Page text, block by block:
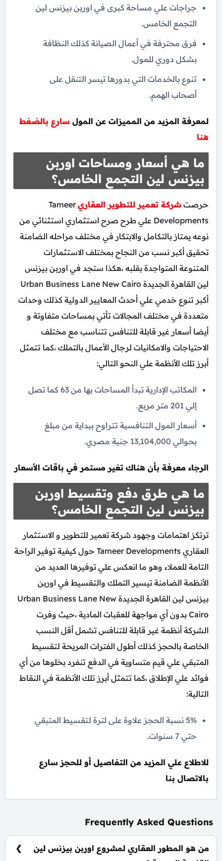
جراجات علي مساحة كبرى في اوربن بيزنس لين
التجمع الخامس.
فرق محترفة في أعمال الصيانة كذلك النظافة
بشكل دوري للمول.
تنوع بالخدمات التي بدورها تيسر التنقل على
أصحاب الهمم.
لمعرفة المزيد من المميزات عن المول سارع بالضغط
هنا
ما هي أسعار ومساحات اوربن
بيزنس لين التجمع الخامس؟
حرصت شركة تعمير للتطوير العقاري Tameer
Developments علي طرح صرح استثماري استثنائي من
نوعه يمتاز بالتكامل والابتكار في مختلف مراحله الضامنة
تحقيق أكبر نسب من النجاح بمختلف الاستثمارات
المتنوعة المتواجدة بقلبه ،هكذا ستجد في اوربن بيزنس
لين القاهرة الجديدة Urban Business Lane New Cairo
أكبر تنوع خدمي علي أحدث المعايير الدولية كذلك وحدات
متعددة في مختلف المجالات تأتي بمساحات متفاوتة و
أيضا أسعار غير قابلة للتنافس تتناسب مع مختلف
الاحتياجات والامكانيات لرجال الأعمال بالتملك ،كما تتمثل
أبرز تلك الأنظمة علي النحو التالي:
المكاتب الإدارية تبدأ المساحات بها من 63 كما تصل
إلي 201 متر مربع.
أسعار المول التنافسية تتراوح ببداية من مبلغ
بحوالي 13,104,000 جنية مصري.
الرجاء معرفة بأن هناك تغير مستمر في باقات الأسعار
ما هي طرق دفع وتقسيط اوربن
بيزنس لين التجمع الخامس؟
ترتكز اهتمامات وجهود شركة تعمير للتطوير و الاستثمار
العقاري Tameer Developments حول كيفية توفير الراحة
التامة للعملاء وهو ما انعكس علي توفيرها العديد من
الأنظمة الضامنة تيسير التملك والتقسيط في اوربن
بيزنس لين القاهرة الجديدة Urban Business Lane New
Cairo بدون أي مواجهة للعقبات المادية ،حيث وفرت
الشركة أنظمة غير قابلة للتنافس تشمل أقل النسب
الخاصة بالحجز كذلك أطول الفترات المريحة لتقسيط
المتبقي علي قيم متساوية في الدفع تنفرد بخلوها من أي
فوائد علي الإطلاق ،كما تتمثل أبرز تلك الأنظمة في النقاط
التالية:
5% نسبة الحجز علاوة على لترة لتقسيط المتبقي
حتي 7 سنوات.
للاطلاع علي المزيد من التفاصيل أو للحجز سارع
بالاتصال بنا
Frequently Asked Questions
من هو المطور العقاري لمشروع اوربن بيزنس لين